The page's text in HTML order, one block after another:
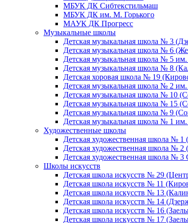
МБУК ДК Сибтекстильмаш
МБУК ДК им. М. Горького
МАУК ДК Прогресс
Музыкальные школы
Детская музыкальная школа № 3
Детская музыкальная школа № 6
Детская музыкальная школа № 5
Детская музыкальная школа № 8
Детская хоровая школа № 19
Детская музыкальная школа № 2
Детская музыкальная школа № 10
Детская музыкальная школа № 15
Детская музыкальная школа № 9
Детская музыкальная школа № 1
Художественные школы
Детская художественная школа №
Детская художественная школа №
Детская художественная школа №
Школы искусств
Детская школа искусств № 29
Детская школа искусств № 11
Детская школа искусств № 13
Детская школа искусств № 14
Детская школа искусств № 16
Детская школа искусств № 17